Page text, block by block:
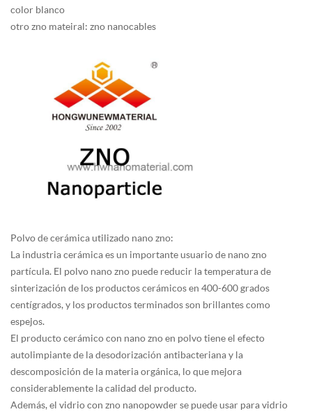
color blanco
otro zno mateiral: zno nanocables
Polvo de cerámica utilizado nano zno:
La industria cerámica es un importante usuario de nano zno
partícula. El polvo nano zno puede reducir la temperatura de
sinterización de los productos cerámicos en 400-600 grados
centígrados, y los productos terminados son brillantes como
espejos.
El producto cerámico con nano zno en polvo tiene el efecto
autolimpiante de la desodorización antibacteriana y la
descomposición de la materia orgánica, lo que mejora
considerablemente la calidad del producto.
Además, el vidrio con zno nanopowder se puede usar para vidrio